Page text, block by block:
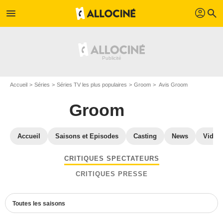
menu profil search
Accueil Séries Séries TV les plus populaires Groom Avis Groom
Groom
Accueil Saisons et Episodes Casting News
CRITIQUES SPECTATEURS
CRITIQUES PRESSE
Toutes les saisons